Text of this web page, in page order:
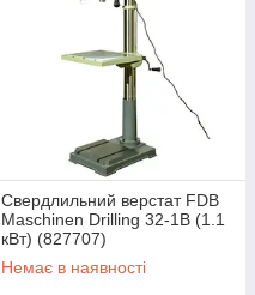
Свердлильний верстат FDB
Maschinen Drilling 32-1B (1.1
кВт) (827707)
Немає в наявності